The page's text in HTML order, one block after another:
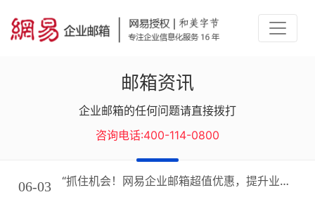
邮箱资讯
企业邮箱的任何问题请直接拨打
咨询电话:400-114-0800
06-03
“抓住机会！网易企业邮箱超值优惠，提升业务效率！”